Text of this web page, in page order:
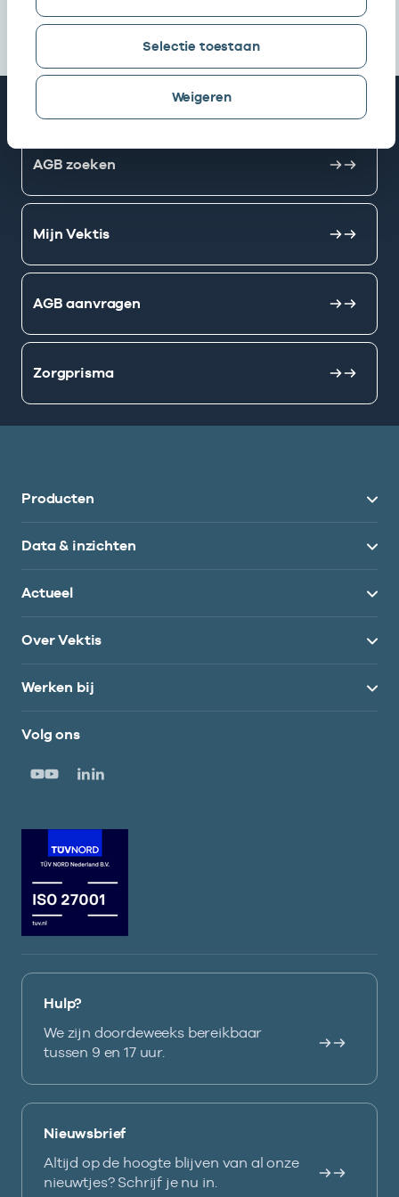
Selectie toestaan
Weigeren
Snel naar
AGB zoeken
Mijn Vektis
AGB aanvragen
Zorgprisma
Producten
Data & inzichten
Actueel
Over Vektis
Werken bij
Volg ons
Hulp?
We zijn doordeweeks bereikbaar
tussen 9 en 17 uur.
Nieuwsbrief
Altijd op de hoogte blijven van al onze
nieuwtjes? Schrijf je nu in.